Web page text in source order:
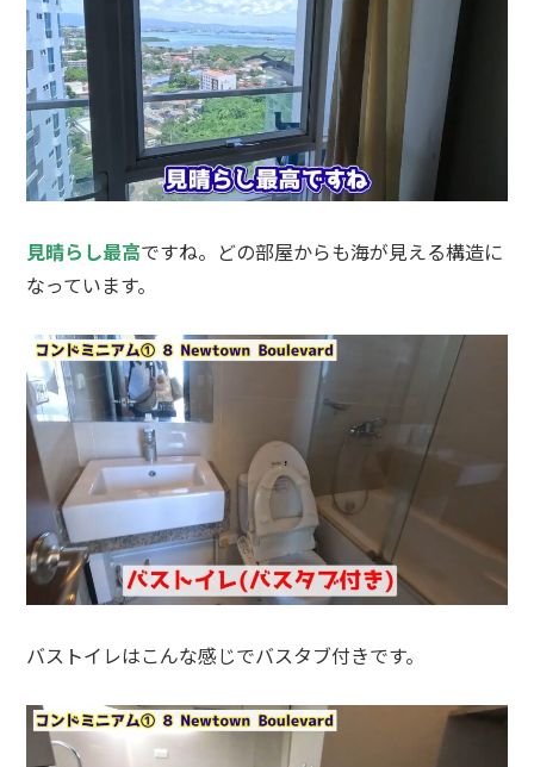
見晴らし最高ですね。どの部屋からも海が見える構造に
なっています。
バストイレはこんな感じでバスタブ付きです。